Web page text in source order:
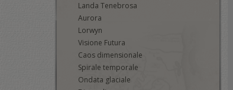
Landa Tenebrosa
Aurora
Lorwyn
Visione Futura
Caos dimensionale
Spirale temporale
Ondata glaciale